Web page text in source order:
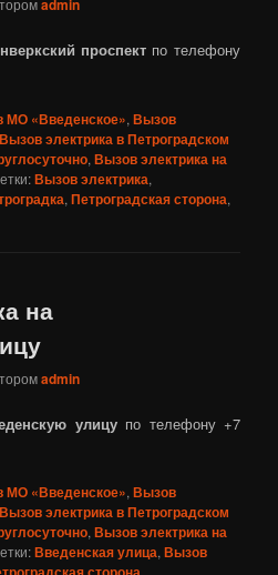
admin
проспектпо телефону
МО «Введенское»,Вызов
Вызов электрика в Петроградском
,Вызов электрика на
Вызов электрика,
,Петроградская сторона,
на
admin
улицупо телефону +7
МО «Введенское»,Вызов
Вызов электрика в Петроградском
,Вызов электрика на
Введенская улица,Вызов